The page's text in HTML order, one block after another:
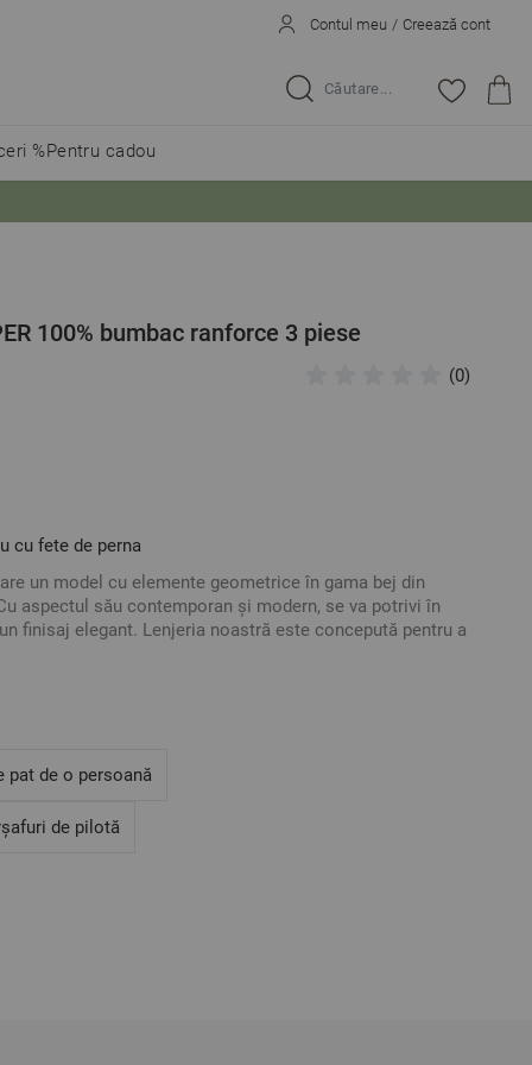
Contul meu / Creează cont
Caută...
%Pentru cadou
100% bumbac ranforce 3 piese
(0)
cu fete de perna
un model cu elemente geometrice în gama bej din
aspectul său contemporan și modern, se va potrivi în
finisaj elegant. Lenjeria noastră este concepută pentru a
și a-și păstra calitățile în timp.
- 2 bucăți
are o clapă pe partea scurtă pentru un confort sporit.
pat de o persoană
de pilotă